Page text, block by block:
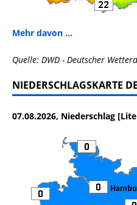
Mehr davon ...
Quelle: DWD - Deutscher
NIEDERSCHLAGSKARTE
07.08.2026, Niederschlag